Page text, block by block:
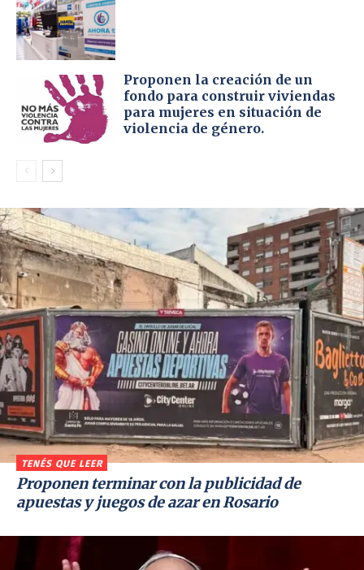
Proponen la creación de un
fondo para construir viviendas
para mujeres en situación de
violencia de género.
TENÉS QUE LEER
Proponen terminar con la publicidad de
apuestas y juegos de azar en Rosario